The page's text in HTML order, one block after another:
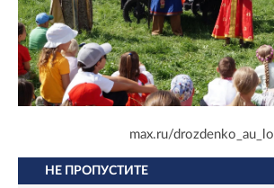
max.ru/drozdenko_au_lo
НЕ ПРОПУСТИТЕ